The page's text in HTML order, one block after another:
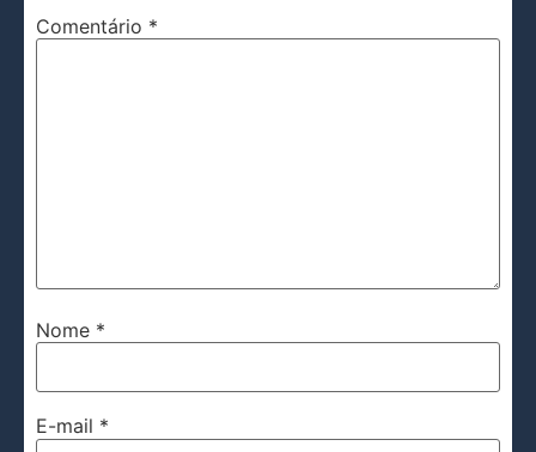
Comentário *
Nome *
E-mail *